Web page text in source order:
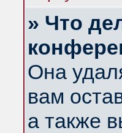
» Что
Она
вам
а также